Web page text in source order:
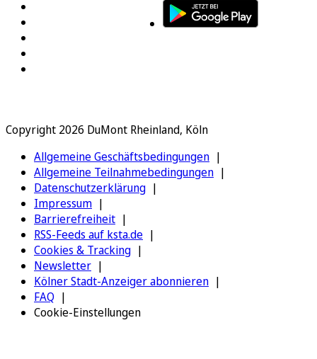
Copyright 2026 DuMont Rheinland, Köln
Allgemeine Geschäftsbedingungen
Allgemeine Teilnahmebedingungen
Datenschutzerklärung
Impressum
Barrierefreiheit
RSS-Feeds auf ksta.de
Cookies & Tracking
Newsletter
Kölner Stadt-Anzeiger abonnieren
FAQ
Cookie-Einstellungen